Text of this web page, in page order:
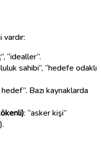
“idealler”.
sahibi”, “hedefe odaklı
Bazı kaynaklarda
: “asker kişi”